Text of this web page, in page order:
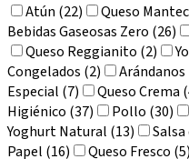
Atún (22) Queso
Bebidas Gaseosas Zero (26)
Queso Reggianito (2)
Congelados (2)
Arándanos
Especial (7)
Queso Crema
Higiénico (37)
Pollo (30)
Yoghurt Natural (13)
Papel (16)
Queso Fresco (5)